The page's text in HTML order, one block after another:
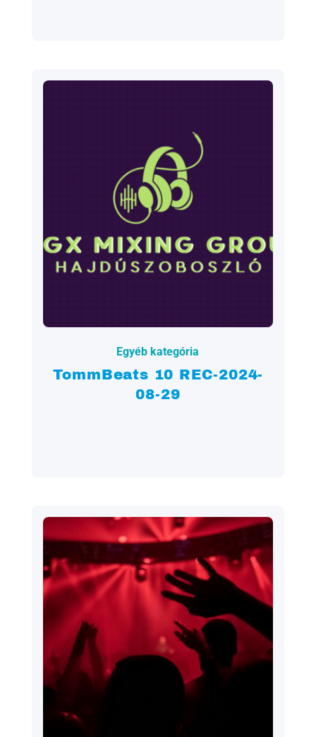
Egyéb kategória
TommBeats 10 REC-2024-
08-29